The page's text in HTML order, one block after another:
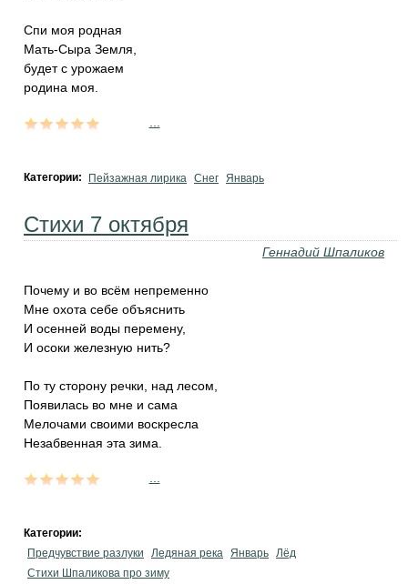
Спи моя родная
Мать-Сыра Земля,
будет с урожаем
родина моя.
Категории: Пейзажная лирика Снег Январь
Стихи 7 октября
Геннадий Шпаликов
Почему и во всём непременно
Мне охота себе объяснить
И осенней воды перемену,
И осоки железную нить?
По ту сторону речки, над лесом,
Появилась во мне и сама
Мелочами своими воскресла
Незабвенная эта зима.
Категории:
Предчувствие разлуки
Ледяная река Январь Лёд
Стихи Шпаликова про зиму